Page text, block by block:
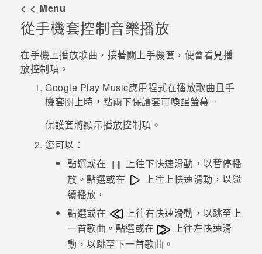
配件
優惠專區
焦點訊息
校園專案
企業採購
銷售門市
銷售通路
支援服務
VIVELAND
< < Menu
從手機套控制音樂播放
在手機上播放歌曲，接著關上手機套，便會看見播
放控制項。
Google Play Music應用程式在播放歌曲且手
機套關上時，點兩下保護套可喚醒螢幕。
保護套將顯示播放控制項。
您可以：
點選或在
上往下快速滑動，以暫停播
放。點選或在
上往上快速滑動，以繼
續播放。
點選或在
上往右快速滑動，以跳至上
一首歌曲。點選或在
上往左快速滑
動，以跳至下一首歌曲。